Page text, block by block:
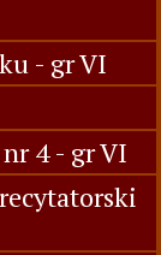
- gr VI
4 - gr VI